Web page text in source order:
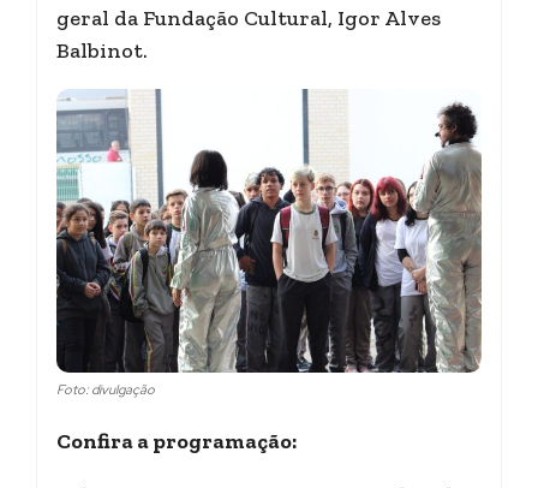
geral da Fundação Cultural, Igor Alves
Balbinot.
Foto: divulgação
Confira a programação: